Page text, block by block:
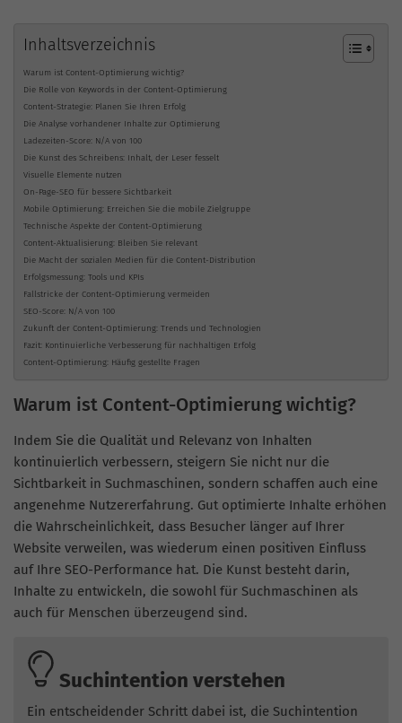
Inhaltsverzeichnis
Warum ist Content-Optimierung wichtig?
Die Rolle von Keywords in der Content-Optimierung
Content-Strategie: Planen Sie Ihren Erfolg
Die Analyse vorhandener Inhalte zur Optimierung
Ladezeiten-Score: N/A von 100
Die Kunst des Schreibens: Inhalt, der Leser fesselt
Visuelle Elemente nutzen
On-Page-SEO für bessere Sichtbarkeit
Mobile Optimierung: Erreichen Sie die mobile Zielgruppe
Technische Aspekte der Content-Optimierung
Content-Aktualisierung: Bleiben Sie relevant
Die Macht der sozialen Medien für die Content-Distribution
Erfolgsmessung: Tools und KPIs
Fallstricke der Content-Optimierung vermeiden
SEO-Score: N/A von 100
Zukunft der Content-Optimierung: Trends und Technologien
Fazit: Kontinuierliche Verbesserung für nachhaltigen Erfolg
Content-Optimierung: Häufig gestellte Fragen
Warum ist Content-Optimierung wichtig?
Indem Sie die Qualität und Relevanz von Inhalten
kontinuierlich verbessern, steigern Sie nicht nur die
Sichtbarkeit in Suchmaschinen, sondern schaffen auch eine
angenehme Nutzererfahrung. Gut optimierte Inhalte erhöhen
die Wahrscheinlichkeit, dass Besucher länger auf Ihrer
Website verweilen, was wiederum einen positiven Einfluss
auf Ihre SEO-Performance hat. Die Kunst besteht darin,
Inhalte zu entwickeln, die sowohl für Suchmaschinen als
auch für Menschen überzeugend sind.
Suchintention verstehen
Ein entscheidender Schritt dabei ist, die Suchintention